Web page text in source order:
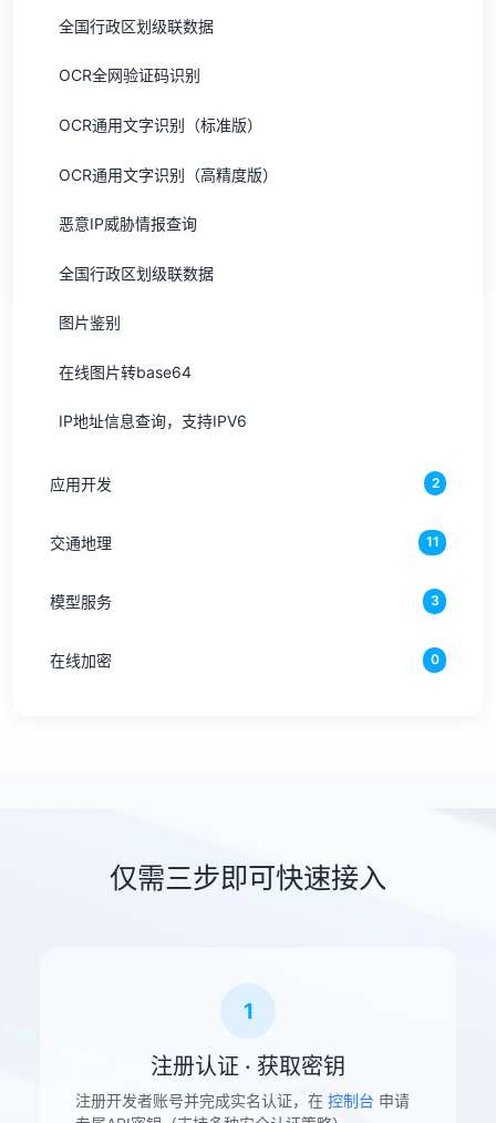
全国行政区划级联数据
OCR全网验证码识别
OCR通用文字识别（标准版）
OCR通用文字识别（高精度版）
恶意IP威胁情报查询
全国行政区划级联数据
图片鉴别
在线图片转base64
IP地址信息查询，支持IPV6
应用开发 2
交通地理 11
模型服务 3
在线加密 0
仅需三步即可快速接入
1
注册认证 · 获取密钥
注册开发者账号并完成实名认证，在 控制台 申请